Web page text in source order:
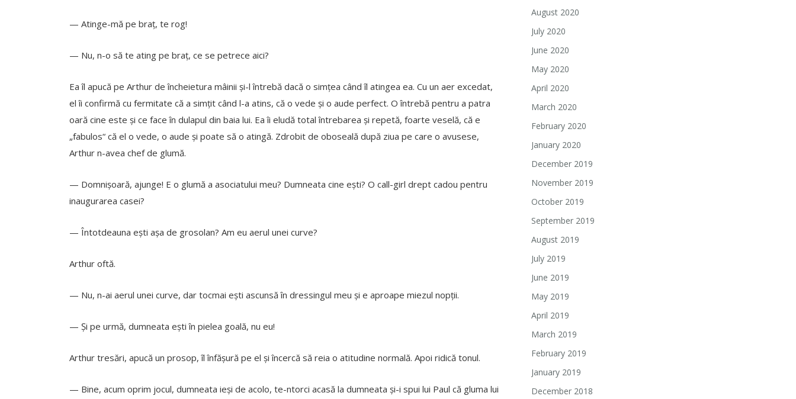
— Atinge-mă pe braț, te rog!
— Nu, n-o să te ating pe braț, ce se petrece aici?
Ea îl apucă pe Arthur de încheietura mâinii și-l întrebă dacă o simțea când îl atingea ea. Cu un aer excedat,
el îi confirmă cu fermitate că a simțit când l-a atins, că o vede și o aude perfect. O întrebă pentru a patra
oară cine este și ce face în dulapul din baia lui. Ea îi eludă total întrebarea și repetă, foarte veselă, că e
„fabulos“ că el o vede, o aude și poate să o atingă. Zdrobit de oboseală după ziua pe care o avusese,
Arthur n-avea chef de glumă.
— Domnișoară, ajunge! E o glumă a asociatului meu? Dumneata cine ești? O call-girl drept cadou pentru
inaugurarea casei?
— Întotdeauna ești așa de grosolan? Am eu aerul unei curve?
Arthur oftă.
— Nu, n-ai aerul unei curve, dar tocmai ești ascunsă în dressingul meu și e aproape miezul nopții.
— Și pe urmă, dumneata ești în pielea goală, nu eu!
Arthur tresări, apucă un prosop, îl înfășură pe el și încercă să reia o atitudine normală. Apoi ridică tonul.
— Bine, acum oprim jocul, dumneata ieși de acolo, te-ntorci acasă la dumneata și-i spui lui Paul că gluma lui
August 2020
July 2020
June 2020
May 2020
April 2020
March 2020
February 2020
January 2020
December 2019
November 2019
October 2019
September 2019
August 2019
July 2019
June 2019
May 2019
April 2019
March 2019
February 2019
January 2019
December 2018